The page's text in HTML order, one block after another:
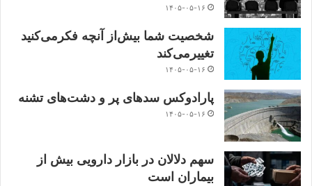
۱۴۰۵-۰۵-۱۶
شخصیت شما بیش‌از آنچه فکر‌می‌کنید
تغییر‌می‌کند
۱۴۰۵-۰۵-۱۶
پارادوکس سدهای پر و دشت‌های تشنه
۱۴۰۵-۰۵-۱۶
سهم دلالان در بازار دارویی بیش از
بیماران است